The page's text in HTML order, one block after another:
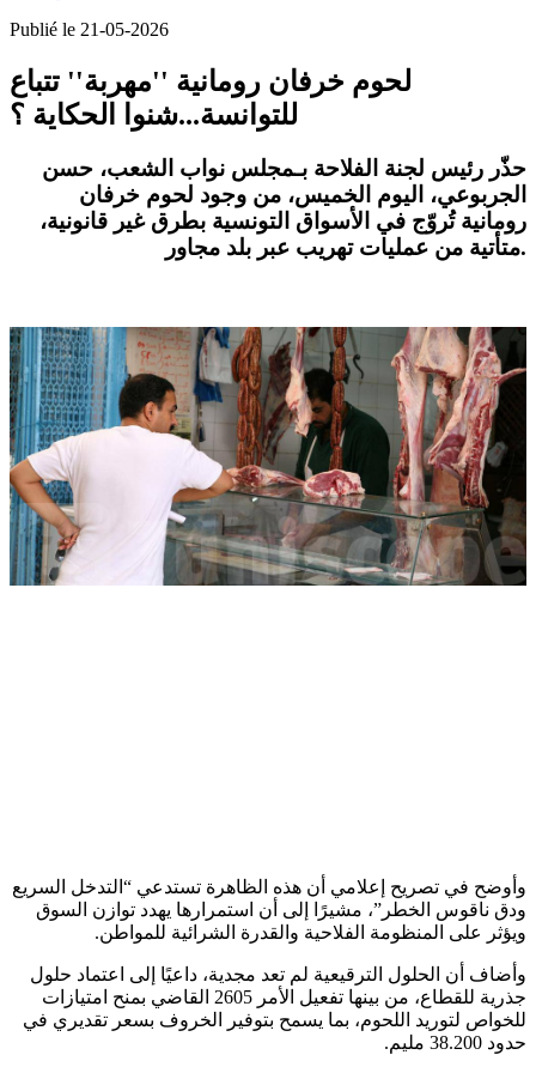
Publié le 21-05-2026
لحوم خرفان رومانية ''مهربة'' تتباع
للتوانسة...شنوا الحكاية ؟
حذّر رئيس لجنة الفلاحة بـمجلس نواب الشعب، حسن
الجربوعي، اليوم الخميس، من وجود لحوم خرفان
رومانية تُروّج في الأسواق التونسية بطرق غير قانونية،
متأتية من عمليات تهريب عبر بلد مجاور.
وأوضح في تصريح إعلامي أن هذه الظاهرة تستدعي “التدخل السريع
ودق ناقوس الخطر”، مشيرًا إلى أن استمرارها يهدد توازن السوق
ويؤثر على المنظومة الفلاحية والقدرة الشرائية للمواطن.
وأضاف أن الحلول الترقيعية لم تعد مجدية، داعيًا إلى اعتماد حلول
جذرية للقطاع، من بينها تفعيل الأمر 2605 القاضي بمنح امتيازات
للخواص لتوريد اللحوم، بما يسمح بتوفير الخروف بسعر تقديري في
حدود 38.200 مليم.